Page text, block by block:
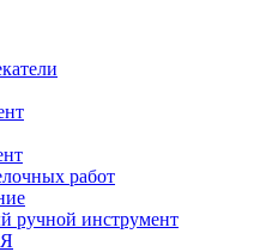
работ
ручной инструмент